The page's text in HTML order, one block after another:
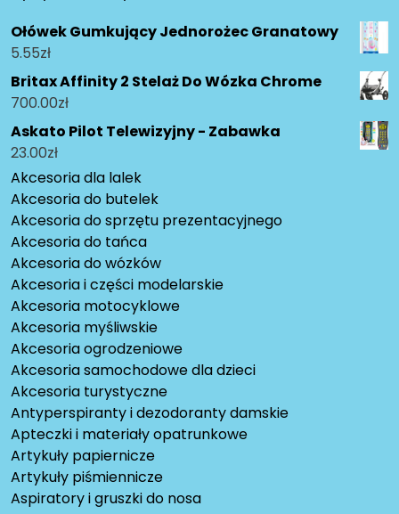
Ołówek Gumkujący Jednorożec Granatowy
5.55zł
Britax Affinity 2 Stelaż Do Wózka Chrome
700.00zł
Askato Pilot Telewizyjny - Zabawka
23.00zł
Akcesoria dla lalek
Akcesoria do butelek
Akcesoria do sprzętu prezentacyjnego
Akcesoria do tańca
Akcesoria do wózków
Akcesoria i części modelarskie
Akcesoria motocyklowe
Akcesoria myśliwskie
Akcesoria ogrodzeniowe
Akcesoria samochodowe dla dzieci
Akcesoria turystyczne
Antyperspiranty i dezodoranty damskie
Apteczki i materiały opatrunkowe
Artykuły papiernicze
Artykuły piśmiennicze
Aspiratory i gruszki do nosa